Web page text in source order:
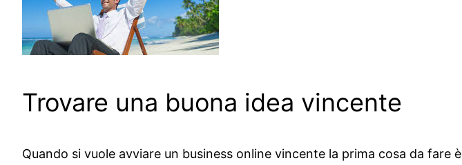
Trovare una buona idea vincente
Quando si vuole avviare un business online vincente la prima cosa da fare è